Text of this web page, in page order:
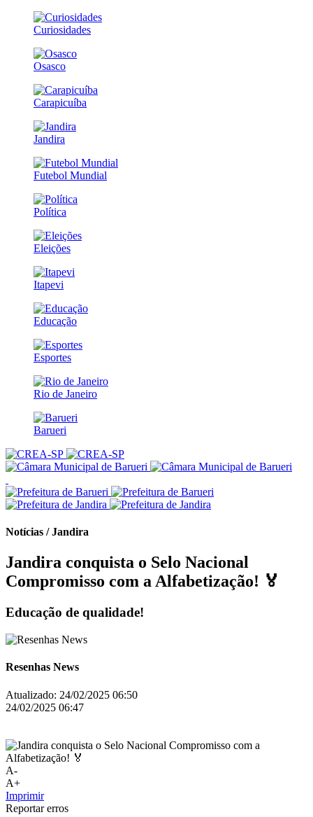
Curiosidades
Osasco
Carapicuíba
Jandira
Futebol Mundial
Política
Eleições
Itapevi
Educação
Esportes
Rio de Janeiro
Barueri
Notícias / Jandira
Jandira conquista o Selo Nacional
Compromisso com a Alfabetização! 🏅
Educação de qualidade!
Resenhas News
Atualizado: 24/02/2025 06:50
24/02/2025 06:47
A-
A+
Imprimir
Reportar erros